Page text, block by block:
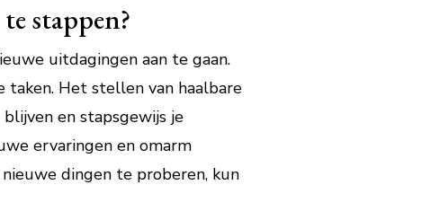
stappen?
uitdagingen aan te gaan.
taken. Het stellen van haalbare
en stapsgewijs je
ervaringen en omarm
dingen te proberen, kun